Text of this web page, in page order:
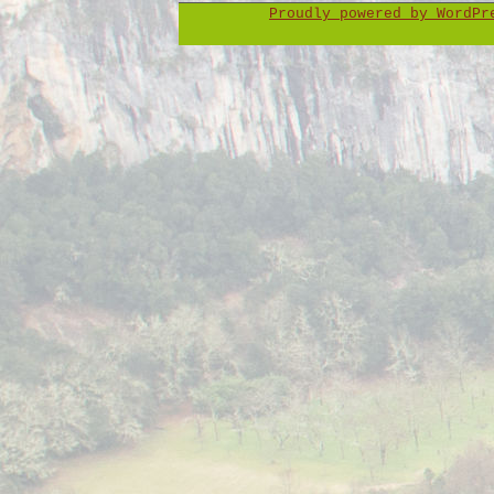
Proudly powered by